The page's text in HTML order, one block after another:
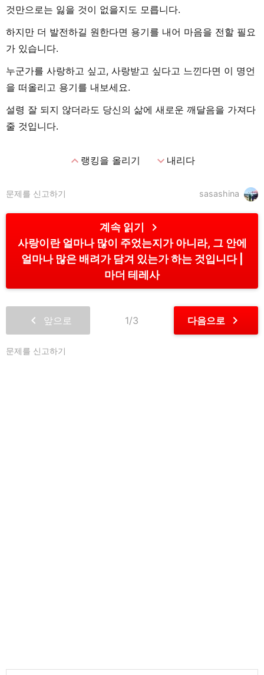
것만으로는 잃을 것이 없을지도 모릅니다.
하지만 더 발전하길 원한다면 용기를 내어 마음을 전할 필요
가 있습니다.
누군가를 사랑하고 싶고, 사랑받고 싶다고 느낀다면 이 명언
을 떠올리고 용기를 내보세요.
설령 잘 되지 않더라도 당신의 삶에 새로운 깨달음을 가져다
줄 것입니다.
expand_less랭킹을 올리기 expand_more내리다
sasashina
문제를 신고하기
계속 읽기 chevron_right
사랑이란 얼마나 많이 주었는지가 아니라, 그 안에
얼마나 많은 배려가 담겨 있는가 하는 것입니다
마더 테레사
chevron_left 앞으로 1/3 다음으로 chevron_right
문제를 신고하기